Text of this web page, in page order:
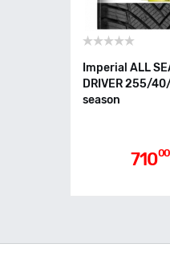
Imperial ALL
DRIVER 255/40/
season
71000